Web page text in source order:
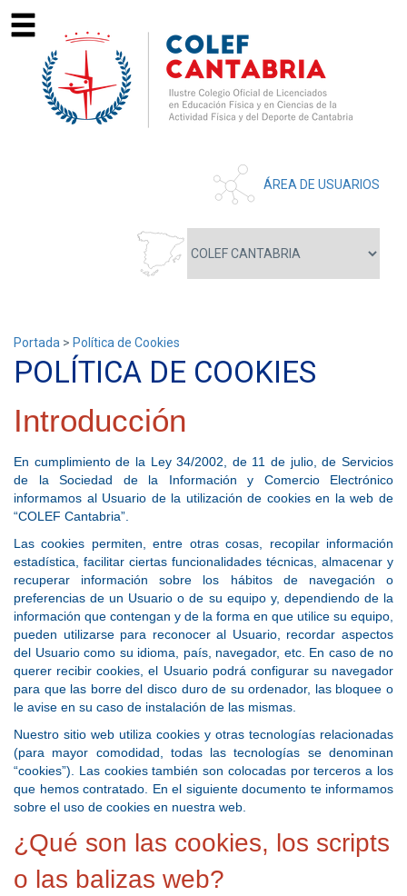
ÁREA DE USUARIOS
Portada > Política de Cookies
POLÍTICA DE COOKIES
Introducción
En cumplimiento de la Ley 34/2002, de 11 de julio, de Servicios
de la Sociedad de la Información y Comercio Electrónico
informamos al Usuario de la utilización de cookies en la web de
“COLEF Cantabria”.
Las cookies permiten, entre otras cosas, recopilar información
estadística, facilitar ciertas funcionalidades técnicas, almacenar y
recuperar información sobre los hábitos de navegación o
preferencias de un Usuario o de su equipo y, dependiendo de la
información que contengan y de la forma en que utilice su equipo,
pueden utilizarse para reconocer al Usuario, recordar aspectos
del Usuario como su idioma, país, navegador, etc. En caso de no
querer recibir cookies, el Usuario podrá configurar su navegador
para que las borre del disco duro de su ordenador, las bloquee o
le avise en su caso de instalación de las mismas.
Nuestro sitio web utiliza cookies y otras tecnologías relacionadas
(para mayor comodidad, todas las tecnologías se denominan
“cookies”). Las cookies también son colocadas por terceros a los
que hemos contratado. En el siguiente documento te informamos
sobre el uso de cookies en nuestra web.
¿Qué son las cookies, los scripts
o las balizas web?